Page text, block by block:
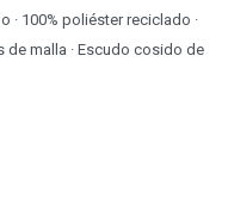
· 100% poliéster reciclado ·
de malla · Escudo cosido de